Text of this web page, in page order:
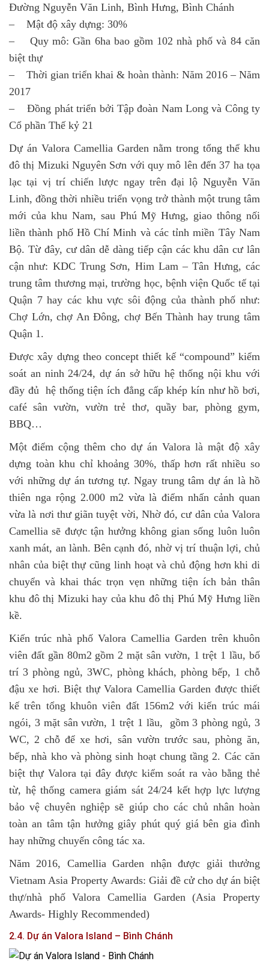
Đường Nguyễn Văn Linh, Bình Hưng, Bình Chánh
– Mật độ xây dựng: 30%
– Quy mô: Gần 6ha bao gồm 102 nhà phố và 84 căn
biệt thự
– Thời gian triển khai & hoàn thành: Năm 2016 – Năm
2017
– Đồng phát triển bởi Tập đoàn Nam Long và Công ty
Cổ phần Thế kỷ 21
Dự án Valora Camellia Garden nằm trong tổng thể khu
đô thị Mizuki Nguyên Sơn với quy mô lên đến 37 ha tọa
lạc tại vị trí chiến lược ngay trên đại lộ Nguyễn Văn
Linh, đồng thời nhiều triển vọng trở thành một trung tâm
mới của khu Nam, sau Phú Mỹ Hưng, giao thông nối
liền thành phố Hồ Chí Minh và các tỉnh miền Tây Nam
Bộ. Từ đây, cư dân dễ dàng tiếp cận các khu dân cư lân
cận như: KDC Trung Sơn, Him Lam – Tân Hưng, các
trung tâm thương mại, trường học, bệnh viện Quốc tế tại
Quận 7 hay các khu vực sôi động của thành phố như:
Chợ Lớn, chợ An Đông, chợ Bến Thành hay trung tâm
Quận 1.
Được xây dựng theo concept thiết kế “compound” kiểm
soát an ninh 24/24, dự án sở hữu hệ thống nội khu với
đầy đủ hệ thống tiện ích đẳng cấp khép kín như hồ bơi,
café sân vườn, vườn trẻ thơ, quầy bar, phòng gym,
BBQ…
Một điểm cộng thêm cho dự án Valora là mật độ xây
dựng toàn khu chỉ khoảng 30%, thấp hơn rất nhiều so
với những dự án tương tự. Ngay trung tâm dự án là hồ
thiên nga rộng 2.000 m2 vừa là điểm nhấn cảnh quan
vừa là nơi thư giãn tuyệt vời, Nhờ đó, cư dân của Valora
Camellia sẽ được tận hưởng không gian sống luôn luôn
xanh mát, an lành. Bên cạnh đó, nhờ vị trí thuận lợi, chủ
nhân của biệt thự cũng linh hoạt và chủ động hơn khi di
chuyển và khai thác trọn vẹn những tiện ích bản thân
khu đô thị Mizuki hay của khu đô thị Phú Mỹ Hưng liền
kề.
Kiến trúc nhà phố Valora Camellia Garden trên khuôn
viên đất gần 80m2 gồm 2 mặt sân vườn, 1 trệt 1 lầu, bố
trí 3 phòng ngủ, 3WC, phòng khách, phòng bếp, 1 chỗ
đậu xe hơi. Biệt thự Valora Camellia Garden được thiết
kế trên tổng khuôn viên đất 156m2 với kiến trúc mái
ngói, 3 mặt sân vườn, 1 trệt 1 lầu, gồm 3 phòng ngủ, 3
WC, 2 chỗ để xe hơi, sân vườn trước sau, phòng ăn,
bếp, nhà kho và phòng sinh hoạt chung tầng 2. Các căn
biệt thự Valora tại đây được kiểm soát ra vào bằng thẻ
từ, hệ thống camera giám sát 24/24 kết hợp lực lượng
bảo vệ chuyên nghiệp sẽ giúp cho các chủ nhân hoàn
toàn an tâm tận hưởng giây phút quý giá bên gia đình
hay những chuyến công tác xa.
Năm 2016, Camellia Garden nhận được giải thưởng
Vietnam Asia Property Awards: Giải đề cử cho dự án biệt
thự/nhà phố Valora Camellia Garden (Asia Property
Awards- Highly Recommended)
2.4. Dự án Valora Island – Bình Chánh